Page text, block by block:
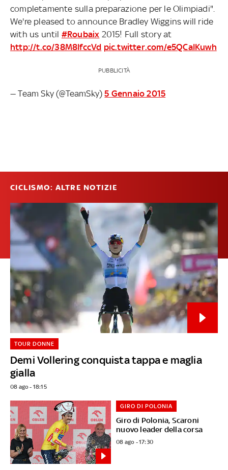
completamente sulla preparazione per le Olimpiadi".
We're pleased to announce Bradley Wiggins will ride
with us until #Roubaix 2015! Full story at
http://t.co/38M8IfccVd pic.twitter.com/e5QCaIKuwh
PUBBLICITÀ
— Team Sky (@TeamSky)5 Gennaio 2015
CICLISMO: ALTRE NOTIZIE
Demi Vollering conquista tappa e maglia
gialla
TOUR DONNE
08 ago - 18:15
Giro di Polonia, Scaroni
nuovo leader della corsa
GIRO DI POLONIA
08 ago - 17:30